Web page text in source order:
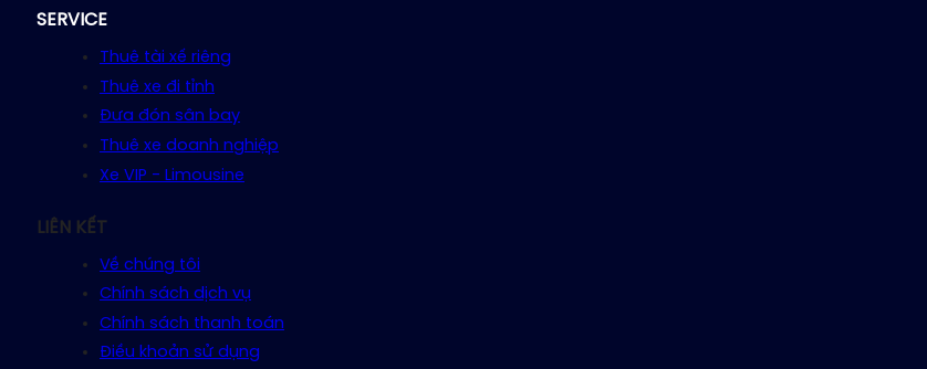
SERVICE
Thuê tài xế riêng
Thuê xe đi tỉnh
Đưa đón sân bay
Thuê xe doanh nghiệp
Xe VIP - Limousine
LIÊN KẾT
Về chúng tôi
Chính sách dịch vụ
Chính sách thanh toán
Điều khoản sử dụng